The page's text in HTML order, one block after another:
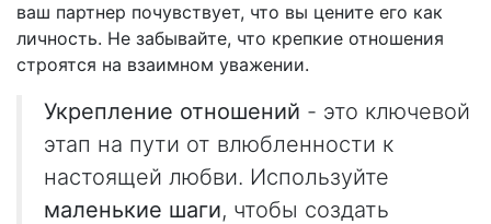
ваш партнер почувствует, что вы цените его как
личность. Не забывайте, что крепкие отношения
строятся на взаимном уважении.
Укрепление отношений - это ключевой
этап на пути от влюбленности к
настоящей любви. Используйте
маленькие шаги, чтобы создать